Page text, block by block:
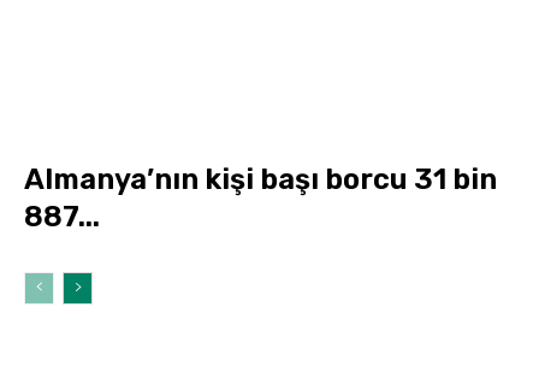
Almanya’nın kişi başı borcu 31 bin
887...